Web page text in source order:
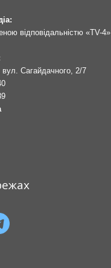
відповідальністю «TV-4»
Сагайдачного, 2/7